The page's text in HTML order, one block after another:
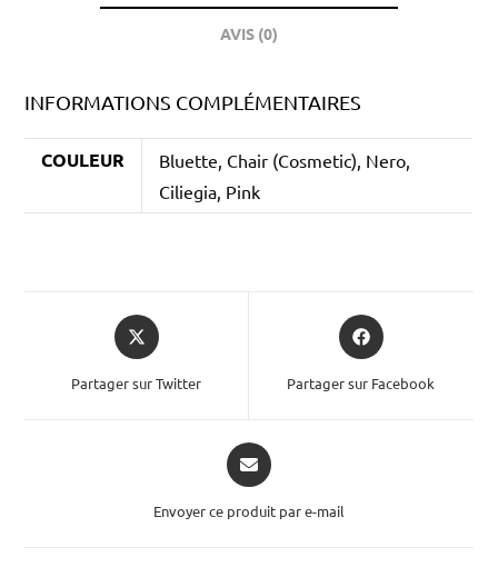
AVIS (0)
INFORMATIONS COMPLÉMENTAIRES
COULEUR
Bluette, Chair (Cosmetic), Nero,
Ciliegia, Pink
Partager sur Twitter Partager sur Facebook
Envoyer ce produit par e-mail